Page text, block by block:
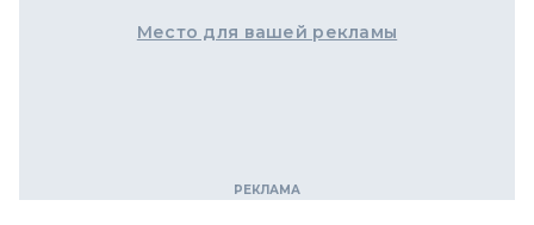
Место для вашей рекламы